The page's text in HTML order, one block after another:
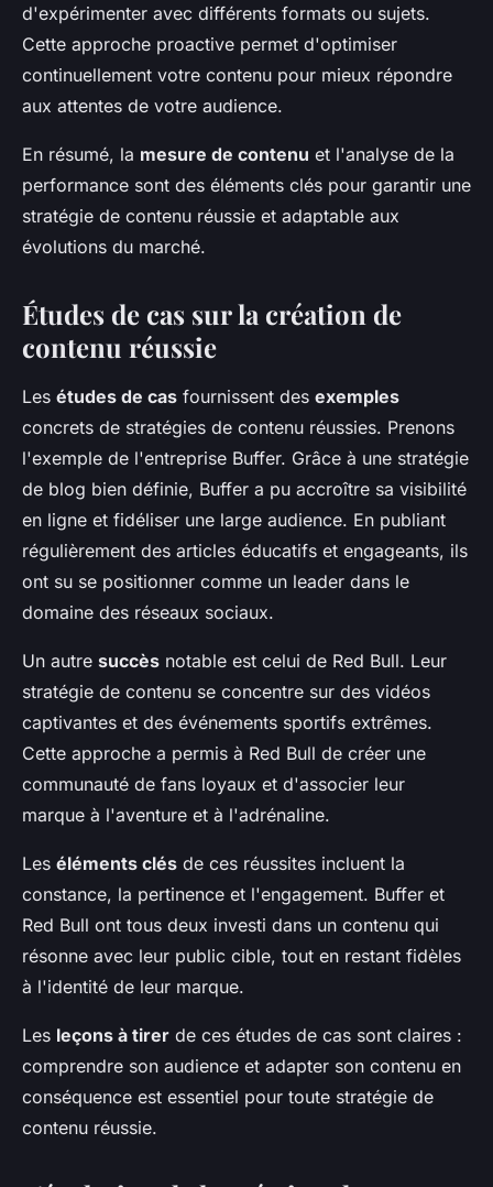
d'expérimenter avec différents formats ou sujets.
Cette approche proactive permet d'optimiser
continuellement votre contenu pour mieux répondre
aux attentes de votre audience.
En résumé, la mesure de contenu et l'analyse de la
performance sont des éléments clés pour garantir une
stratégie de contenu réussie et adaptable aux
évolutions du marché.
Études de cas sur la création de
contenu réussie
Les études de cas fournissent des exemples
concrets de stratégies de contenu réussies. Prenons
l'exemple de l'entreprise Buffer. Grâce à une stratégie
de blog bien définie, Buffer a pu accroître sa visibilité
en ligne et fidéliser une large audience. En publiant
régulièrement des articles éducatifs et engageants, ils
ont su se positionner comme un leader dans le
domaine des réseaux sociaux.
Un autre succès notable est celui de Red Bull. Leur
stratégie de contenu se concentre sur des vidéos
captivantes et des événements sportifs extrêmes.
Cette approche a permis à Red Bull de créer une
communauté de fans loyaux et d'associer leur
marque à l'aventure et à l'adrénaline.
Les éléments clés de ces réussites incluent la
constance, la pertinence et l'engagement. Buffer et
Red Bull ont tous deux investi dans un contenu qui
résonne avec leur public cible, tout en restant fidèles
à l'identité de leur marque.
Les leçons à tirer de ces études de cas sont claires :
comprendre son audience et adapter son contenu en
conséquence est essentiel pour toute stratégie de
contenu réussie.